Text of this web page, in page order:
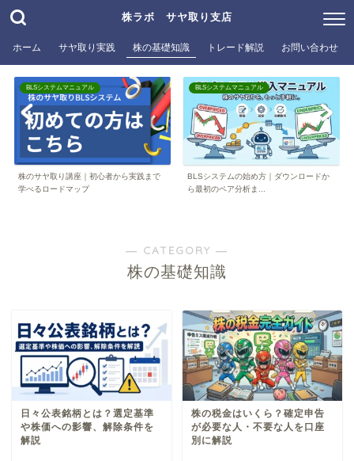
株ラボ サヤ取り支店
ホーム サヤ取り実践 株の基礎知識 トレード解説 お問い合わせ
BLSシステムマニュアル
株のサヤ取り講座｜初心者から実践まで
学べるロードマップ
BLSシステムマニュアル
BLSシステムの始め方｜ダウンロードか
ら最初のペア分析ま...
― CATEGORY ―
株の基礎知識
日々公表銘柄とは？選定基準
や株価への影響、解除条件を
解説
株の税金はいくら？確定申告
が必要な人・不要な人を口座
別に解説